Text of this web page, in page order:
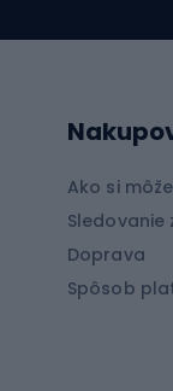
Bicyklové
Ako si
Sledovanie
Doprava
Spôsob